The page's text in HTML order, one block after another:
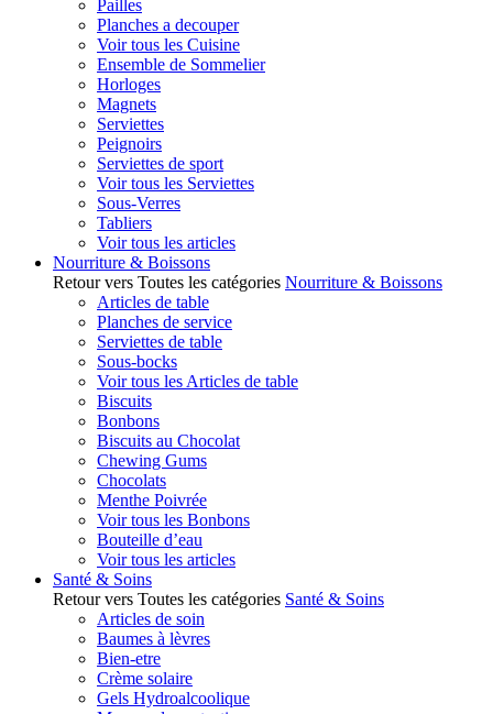
Pailles
Planches a decouper
Voir tous les Cuisine
Ensemble de Sommelier
Horloges
Magnets
Serviettes
Peignoirs
Serviettes de sport
Voir tous les Serviettes
Sous-Verres
Tabliers
Voir tous les articles
Nourriture & Boissons
Retour vers Toutes les catégories Nourriture & Boissons
Articles de table
Planches de service
Serviettes de table
Sous-bocks
Voir tous les Articles de table
Biscuits
Bonbons
Biscuits au Chocolat
Chewing Gums
Chocolats
Menthe Poivrée
Voir tous les Bonbons
Bouteille d’eau
Voir tous les articles
Santé & Soins
Retour vers Toutes les catégories Santé & Soins
Articles de soin
Baumes à lèvres
Bien-etre
Crème solaire
Gels Hydroalcoolique